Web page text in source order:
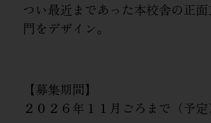
つい最近まであった本校舎の正
門をデザイン。
【募集期間】
２０２６年１１月ごろまで（予定